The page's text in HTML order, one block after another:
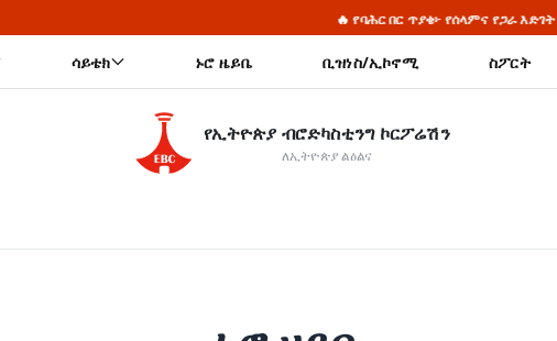
🔥 የባሕር በር ጥያቄ፦ የሰላምና የጋራ እድገት ጥሪ 🔥
ሳይቴክ ኑሮ ዜይቤ ቢዝነስ/ኢኮኖሚ ስፖርት
የኢትዮጵያ ብሮድካስቲንግ ኮርፖሬሽን
ለኢትዮጵያ ልዕልና